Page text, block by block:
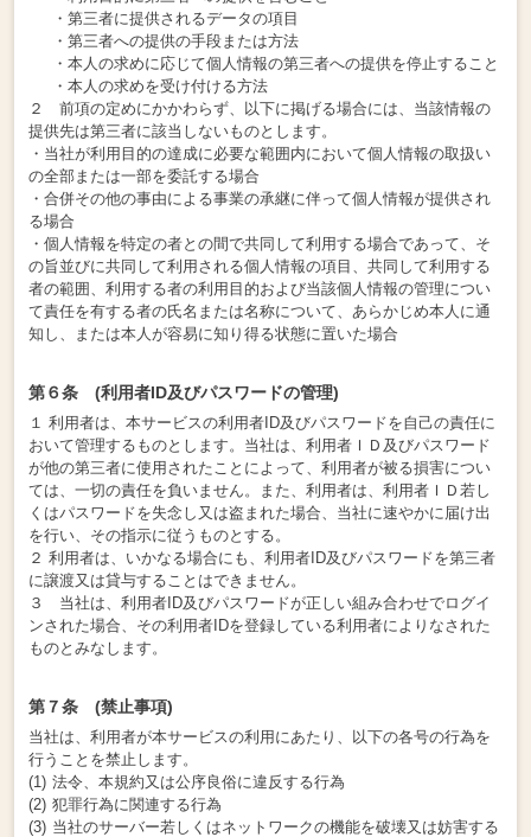
・第三者に提供されるデータの項目
・第三者への提供の手段または方法
・本人の求めに応じて個人情報の第三者への提供を停止すること
・本人の求めを受け付ける方法
２ 前項の定めにかかわらず、以下に掲げる場合には、当該情報の
提供先は第三者に該当しないものとします。
・当社が利用目的の達成に必要な範囲内において個人情報の取扱い
の全部または一部を委託する場合
・合併その他の事由による事業の承継に伴って個人情報が提供され
る場合
・個人情報を特定の者との間で共同して利用する場合であって、そ
の旨並びに共同して利用される個人情報の項目、共同して利用する
者の範囲、利用する者の利用目的および当該個人情報の管理につい
て責任を有する者の氏名または名称について、あらかじめ本人に通
知し、または本人が容易に知り得る状態に置いた場合
第６条 (利用者ID及びパスワードの管理)
１ 利用者は、本サービスの利用者ID及びパスワードを自己の責任に
おいて管理するものとします。当社は、利用者ＩＤ及びパスワード
が他の第三者に使用されたことによって、利用者が被る損害につい
ては、一切の責任を負いません。また、利用者は、利用者ＩＤ若し
くはパスワードを失念し又は盗まれた場合、当社に速やかに届け出
を行い、その指示に従うものとする。
２ 利用者は、いかなる場合にも、利用者ID及びパスワードを第三者
に譲渡又は貸与することはできません。
３ 当社は、利用者ID及びパスワードが正しい組み合わせでログイ
ンされた場合、その利用者IDを登録している利用者によりなされた
ものとみなします。
第７条 (禁止事項)
当社は、利用者が本サービスの利用にあたり、以下の各号の行為を
行うことを禁止します。
法令、本規約又は公序良俗に違反する行為
犯罪行為に関連する行為
当社のサーバー若しくはネットワークの機能を破壊又は妨害する